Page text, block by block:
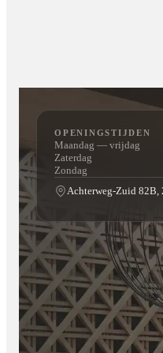
Zaag de panelen indien
Bevestig de panelen met
Je kunt er decoratie aan
van te maken.
OPENINGSTIJDEN
Maandag — vrijdag
Zaterdag
Zondag
Achterweg-Zuid 82B,